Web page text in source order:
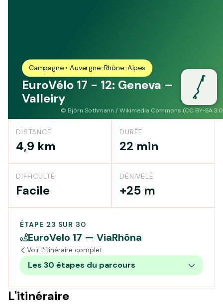
Campagne • Auvergne-Rhône-Alpes
EuroVélo 17 - 12: Geneva –
Valleiry
© Björn Sothmann / Wikimedia Commons (CC BY-SA
DISTANCE
4,9 km
DURÉE
22 min
DIFFICULTÉ
Facile
DÉNIVELÉ
+25 m
ÉTAPE 23 SUR 30
EuroVelo 17 — ViaRhôna
Voir l'itinéraire complet
Les 30 étapes du parcours
L'itinéraire